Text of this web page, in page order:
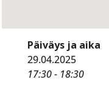
Päiväys ja aika
29.04.2025
17:30 - 18:30